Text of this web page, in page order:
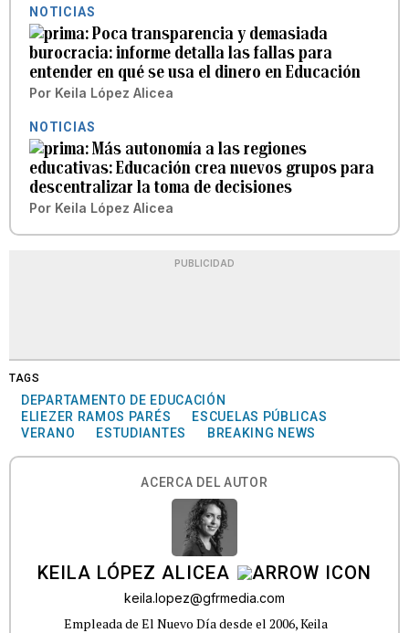
NOTICIAS
Poca transparencia y demasiada
burocracia: informe detalla las fallas para
entender en qué se usa el dinero en Educación
Por Keila López Alicea
NOTICIAS
Más autonomía a las regiones
educativas: Educación crea nuevos grupos para
descentralizar la toma de decisiones
Por Keila López Alicea
PUBLICIDAD
TAGS
DEPARTAMENTO DE EDUCACIÓN
ELIEZER RAMOS PARÉS
ESCUELAS PÚBLICAS
VERANO
ESTUDIANTES BREAKING NEWS
ACERCA DEL AUTOR
KEILA LÓPEZ ALICEA
keila.lopez@gfrmedia.com
Empleada de El Nuevo Día desde el 2006, Keila